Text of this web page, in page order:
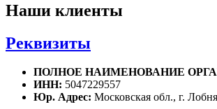
Наши клиенты
Реквизиты
ПОЛНОЕ НАИМЕНОВАНИЕ
ИНН: 5047229557
Юр. Адрес: Московская обл., г.